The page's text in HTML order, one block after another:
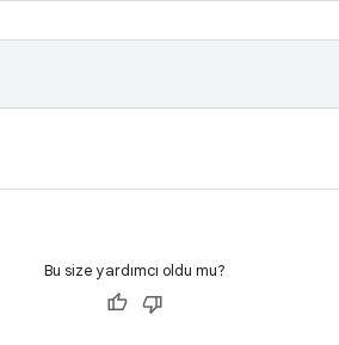
Bu size yardımcı oldu mu?